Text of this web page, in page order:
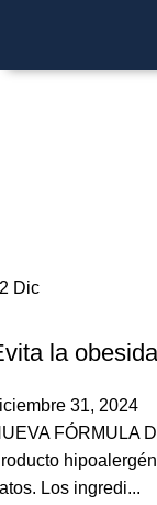
Dic
la
31, 2024
FÓRMULA
Los ingredi...